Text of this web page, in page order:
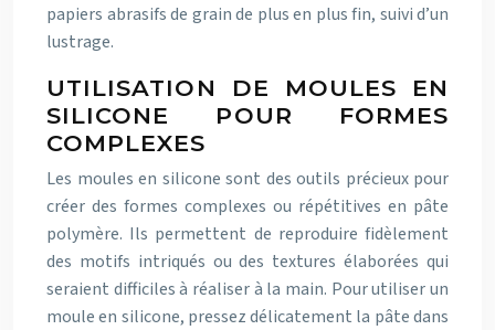
papiers abrasifs de grain de plus en plus fin, suivi d’un
lustrage.
UTILISATION DE MOULES EN
SILICONE POUR FORMES
COMPLEXES
Les moules en silicone sont des outils précieux pour
créer des formes complexes ou répétitives en pâte
polymère. Ils permettent de reproduire fidèlement
des motifs intriqués ou des textures élaborées qui
seraient difficiles à réaliser à la main. Pour utiliser un
moule en silicone, pressez délicatement la pâte dans